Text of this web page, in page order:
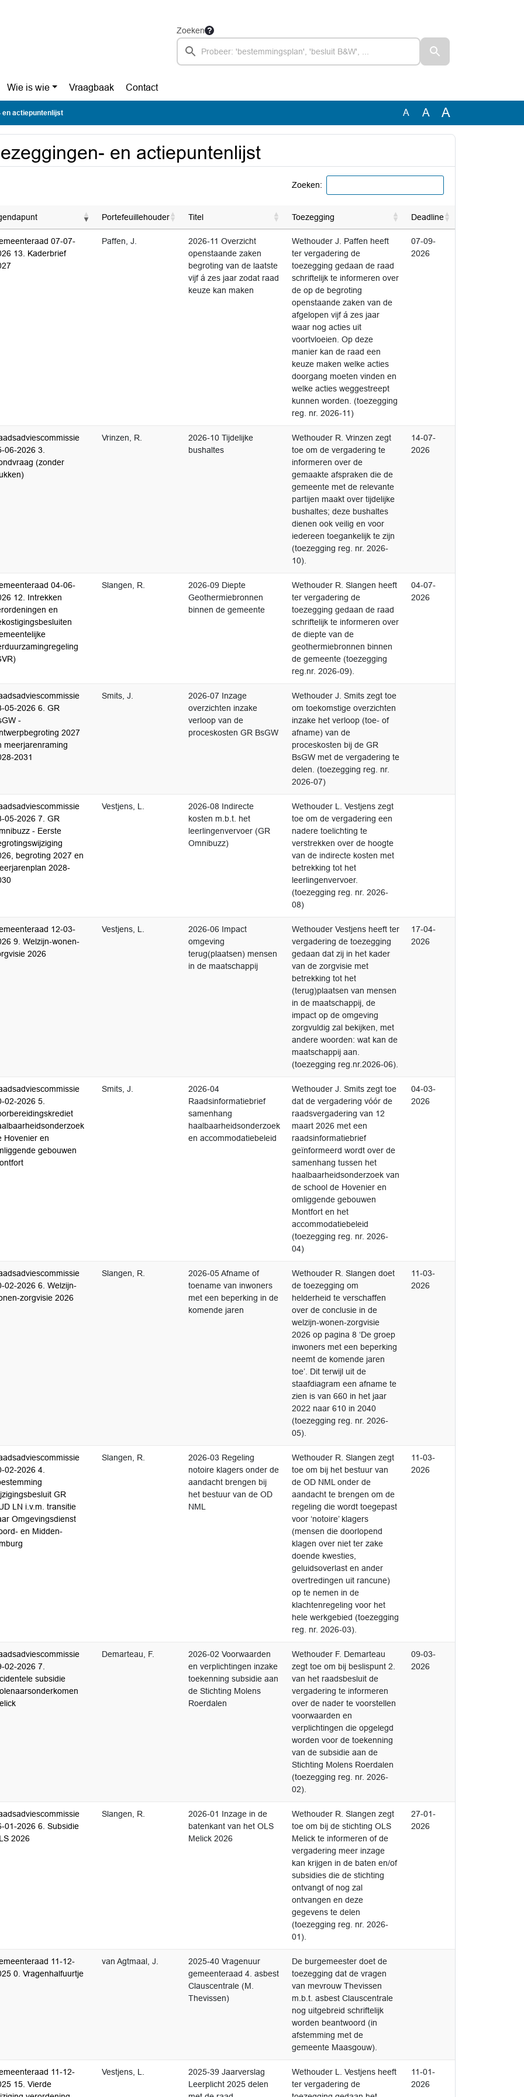
Zoeken
Wie is wie Vraagbaak Contact
en actiepuntenlijst A A A
en actiepuntenlijst
Zoeken:
Portefeuillehouder Titel Toezegging Deadline
07-07-
13. Kaderbrief
Paffen, J.
2026-11 Overzicht
openstaande zaken
begroting van de laatste
vijf á zes jaar zodat raad
keuze kan maken
Wethouder J. Paffen heeft
ter vergadering de
toezegging gedaan de raad
schriftelijk te informeren over
de op de begroting
openstaande zaken van de
afgelopen vijf á zes jaar
waar nog acties uit
voortvloeien. Op deze
manier kan de raad een
keuze maken welke acties
doorgang moeten vinden en
welke acties weggestreept
kunnen worden. (toezegging
reg. nr. 2026-11)
07-09-
2026
06-2026 3.
(zonder
Vrinzen, R.
2026-10 Tijdelijke
bushaltes
Wethouder R. Vrinzen zegt
toe om de vergadering te
informeren over de
gemaakte afspraken die de
gemeente met de relevante
partijen maakt over tijdelijke
bushaltes; deze bushaltes
dienen ook veilig en voor
iedereen toegankelijk te zijn
(toezegging reg. nr. 2026-
10).
14-07-
2026
04-06-
12. Intrekken
en
Slangen, R.
2026-09 Diepte
Geothermiebronnen
binnen de gemeente
Wethouder R. Slangen heeft
ter vergadering de
toezegging gedaan de raad
schriftelijk te informeren over
de diepte van de
geothermiebronnen binnen
de gemeente (toezegging
reg.nr. 2026-09).
04-07-
2026
05-2026 6. GR
-
2027
meerjarenraming
2031
Smits, J.
2026-07 Inzage
overzichten inzake
verloop van de
proceskosten GR BsGW
Wethouder J. Smits zegt toe
om toekomstige overzichten
inzake het verloop (toe- of
afname) van de
proceskosten bij de GR
BsGW met de vergadering te
delen. (toezegging reg. nr.
2026-07)
05-2026 7. GR
- Eerste
begroting 2027 en
2028-
Vestjens, L.
2026-08 Indirecte
kosten m.b.t. het
leerlingenvervoer (GR
Omnibuzz)
Wethouder L. Vestjens zegt
toe om de vergadering een
nadere toelichting te
verstrekken over de hoogte
van de indirecte kosten met
betrekking tot het
leerlingenvervoer.
(toezegging reg. nr. 2026-
08)
12-03-
9. Welzijn-wonen-
2026
Vestjens, L.
2026-06 Impact
omgeving
terug(plaatsen) mensen
in de maatschappij
Wethouder Vestjens heeft ter
vergadering de toezegging
gedaan dat zij in het kader
van de zorgvisie met
betrekking tot het
(terug)plaatsen van mensen
in de maatschappij, de
impact op de omgeving
zorgvuldig zal bekijken, met
andere woorden: wat kan de
maatschappij aan.
(toezegging reg.nr.2026-06).
17-04-
2026
02-2026 5.
Hovenier en
gebouwen
Smits, J.
2026-04
Raadsinformatiebrief
samenhang
haalbaarheidsonderzoek
en accommodatiebeleid
Wethouder J. Smits zegt toe
dat de vergadering vóór de
raadsvergadering van 12
maart 2026 met een
raadsinformatiebrief
geïnformeerd wordt over de
samenhang tussen het
haalbaarheidsonderzoek van
de school de Hovenier en
omliggende gebouwen
Montfort en het
accommodatiebeleid
(toezegging reg. nr. 2026-
04)
04-03-
2026
02-2026 6. Welzijn-
zorgvisie 2026
Slangen, R.
2026-05 Afname of
toename van inwoners
met een beperking in de
komende jaren
Wethouder R. Slangen doet
de toezegging om
helderheid te verschaffen
over de conclusie in de
welzijn-wonen-zorgvisie
2026 op pagina 8 ‘De groep
inwoners met een beperking
neemt de komende jaren
toe’. Dit terwijl uit de
staafdiagram een afname te
zien is van 660 in het jaar
2022 naar 610 in 2040
(toezegging reg. nr. 2026-
05).
11-03-
2026
02-2026 4.
GR
LN i.v.m. transitie
Omgevingsdienst
en Midden-
Slangen, R.
2026-03 Regeling
notoire klagers onder de
aandacht brengen bij
het bestuur van de OD
NML
Wethouder R. Slangen zegt
toe om bij het bestuur van
de OD NML onder de
aandacht te brengen om de
regeling die wordt toegepast
voor ‘notoire’ klagers
(mensen die doorlopend
klagen over niet ter zake
doende kwesties,
geluidsoverlast en ander
overtredingen uit rancune)
op te nemen in de
klachtenregeling voor het
hele werkgebied (toezegging
reg. nr. 2026-03).
11-03-
2026
02-2026 7.
subsidie
Demarteau, F.
2026-02 Voorwaarden
en verplichtingen inzake
toekenning subsidie aan
de Stichting Molens
Roerdalen
Wethouder F. Demarteau
zegt toe om bij beslispunt 2.
van het raadsbesluit de
vergadering te informeren
over de nader te voorstellen
voorwaarden en
verplichtingen die opgelegd
worden voor de toekenning
van de subsidie aan de
Stichting Molens Roerdalen
(toezegging reg. nr. 2026-
02).
09-03-
2026
01-2026 6. Subsidie
2026
Slangen, R.
2026-01 Inzage in de
batenkant van het OLS
Melick 2026
Wethouder R. Slangen zegt
toe om bij de stichting OLS
Melick te informeren of de
vergadering meer inzage
kan krijgen in de baten en/of
subsidies die de stichting
ontvangt of nog zal
ontvangen en deze
gegevens te delen
(toezegging reg. nr. 2026-
01).
27-01-
2026
11-12-
0. Vragenhalfuurtje
van Agtmaal, J.
2025-40 Vragenuur
gemeenteraad 4. asbest
Clauscentrale (M.
Thevissen)
De burgemeester doet de
toezegging dat de vragen
van mevrouw Thevissen
m.b.t. asbest Clauscentrale
nog uitgebreid schriftelijk
worden beantwoord (in
afstemming met de
gemeente Maasgouw).
11-12-
15. Vierde
Vestjens, L.
2025-39 Jaarverslag
Leerplicht 2025 delen
Wethouder L. Vestjens heeft
ter vergadering de
11-01-
2026